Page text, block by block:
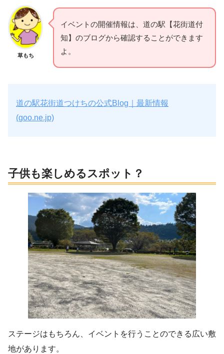
草もち
イベントの開催情報は、道の駅【花街道付
知】のブログから確認することができます
よ。
道の駅花街道つけちの公式Blog｜最新情報
(goo.ne.jp)
子供も楽しめるスポット？
ステージはもちろん、イベントを行うことのできる広い敷
地があります。